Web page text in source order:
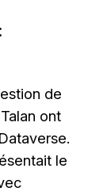
de
ont
le